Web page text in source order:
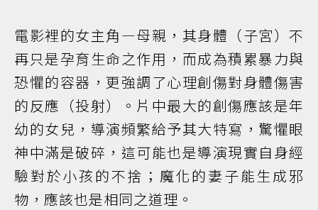
電影裡的女主角—母親，其身體（子宮）不
再只是孕育生命之作用，而成為積累暴力與
恐懼的容器，更強調了心理創傷對身體傷害
的反應（投射）。片中最大的創傷應該是年
幼的女兒，導演頻繁給予其大特寫，驚懼眼
神中滿是破碎，這可能也是導演現實自身經
驗對於小孩的不捨；魔化的妻子能生成邪
物，應該也是相同之道理。